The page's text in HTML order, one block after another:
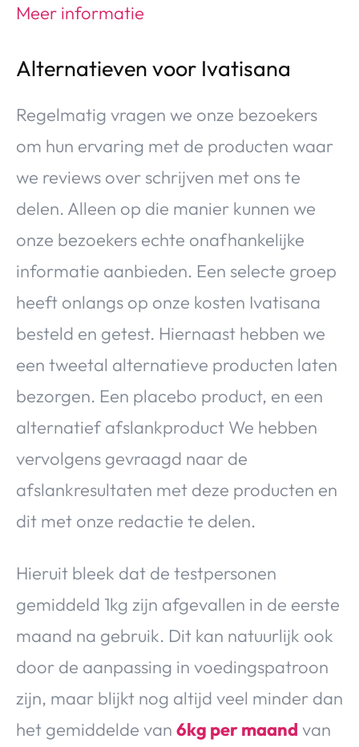
Alternatieven voor Ivatisana
Regelmatig vragen we onze bezoekers
om hun ervaring met de producten waar
we reviews over schrijven met ons te
delen. Alleen op die manier kunnen we
onze bezoekers echte onafhankelijke
informatie aanbieden. Een selecte groep
heeft onlangs op onze kosten Ivatisana
besteld en getest. Hiernaast hebben we
een tweetal alternatieve producten laten
bezorgen. Een placebo product, en een
alternatief afslankproduct We hebben
vervolgens gevraagd naar de
afslankresultaten met deze producten en
dit met onze redactie te delen.
Hieruit bleek dat de testpersonen
gemiddeld 1kg zijn afgevallen in de eerste
maand na gebruik. Dit kan natuurlijk ook
door de aanpassing in voedingspatroon
zijn, maar blijkt nog altijd veel minder dan
het gemiddelde van 6kg per maand van